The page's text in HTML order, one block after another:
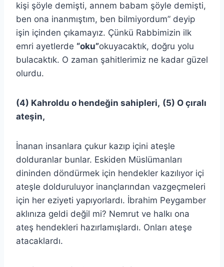
kişi şöyle demişti, annem babam şöyle demişti,
ben ona inanmıştım, ben bilmiyordum” deyip
işin içinden çıkamayız. Çünkü Rabbimizin ilk
emri ayetlerde “oku”okuyacaktık, doğru yolu
bulacaktık. O zaman şahitlerimiz ne kadar güzel
olurdu.
(4) Kahroldu o hendeğin sahipleri, (5) O çıralı
ateşin,
İnanan insanlara çukur kazıp içini ateşle
dolduranlar bunlar. Eskiden Müslümanları
dininden döndürmek için hendekler kazılıyor içi
ateşle dolduruluyor inançlarından vazgeçmeleri
için her eziyeti yapıyorlardı. İbrahim Peygamber
aklınıza geldi değil mi? Nemrut ve halkı ona
ateş hendekleri hazırlamışlardı. Onları ateşe
atacaklardı.